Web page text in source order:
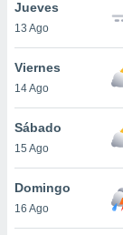
de
cookies
aceptar
Jueves
13 Ago
Viernes
14 Ago
Sábado
15 Ago
Domingo
16 Ago